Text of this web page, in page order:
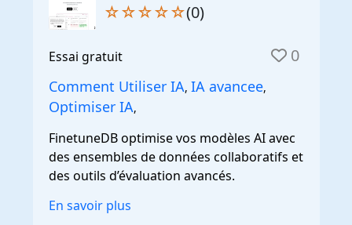
☆☆☆☆☆(0)
Essai gratuit 0
Comment Utiliser IA, IA avancee,
Optimiser IA,
FinetuneDB optimise vos modèles AI avec
des ensembles de données collaboratifs et
des outils d’évaluation avancés.
En savoir plus